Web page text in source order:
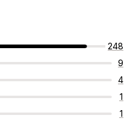
248
9
4
1
1